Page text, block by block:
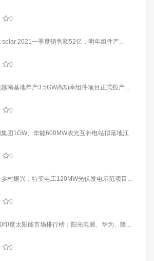
0
solar 2021一季度销售额52亿，明年组件产...
0
南基地年产3.5GW高功率组件项目正式投产...
0
团1GW、华能600MW农光互补电站拟落地江
0
村振兴，特变电工120MW光伏发电示范项目...
0
印度太阳能市场排行榜：阳光电源、华为、隆...
0